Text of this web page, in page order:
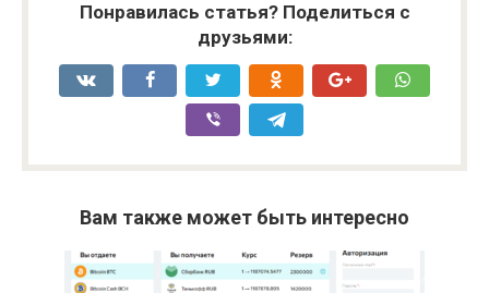
Понравилась статья? Поделиться с
друзьями:
Вам также может быть интересно